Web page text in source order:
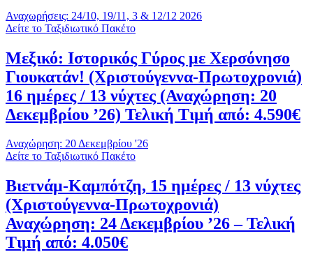
Αναχωρήσεις: 24/10, 19/11, 3 & 12/12 2026
Δείτε το Ταξιδιωτικό Πακέτο
Μεξικό: Ιστορικός Γύρος με Χερσόνησο
Γιουκατάν! (Χριστούγεννα-Πρωτοχρονιά)
16 ημέρες / 13 νύχτες (Αναχώρηση: 20
Δεκεμβρίου ’26) Τελική Τιμή από: 4.590€
Αναχώρηση: 20 Δεκεμβρίου '26
Δείτε το Ταξιδιωτικό Πακέτο
Βιετνάμ-Καμπότζη, 15 ημέρες / 13 νύχτες
(Χριστούγεννα-Πρωτοχρονιά)
Αναχώρηση: 24 Δεκεμβρίου ’26 – Τελική
Τιμή από: 4.050€